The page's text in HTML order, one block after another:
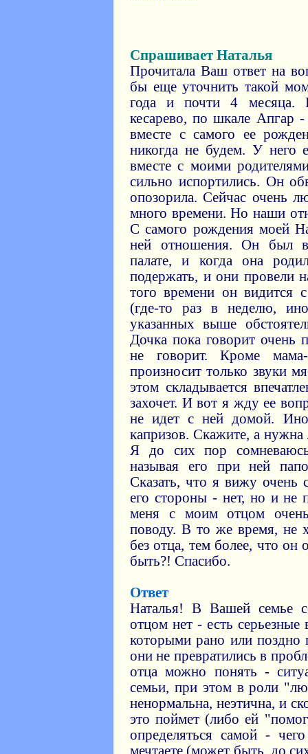
Спрашивает Наталья
Прочитала Ваш ответ на
бы еще уточнить такой
года и почти 4 месяца.
кесарево, по шкале
вместе с самого ее
никогда не будем. У него
вместе с моими
сильно испортились. Он
опозорила. Сейчас очень
много времени. Но наши
С самого рождения моей
ней отношения. Он был в
палате, и когда она
подержать, и они провели
того времени он видится
(где-то раз в неделю,
указанных выше
Дочка пока говорит очень
не говорит. Кроме мама-
произносит только звуки
этом складывается
захочет. И вот я жду ее
не идет с ней домой.
капризов. Скажите, а нужна
Я до сих пор
называя его при ней
Сказать, что я вижу очень
его стороны - нет, но и не
меня с моим отцом
поводу. В то же время, не
без отца, тем более, что он
быть?! Спасибо.
Ответ
Наталья! В Вашей семье
отцом нет - есть
которыми рано или поздно
они не превратились в
отца можно понять -
семьи, при этом в роли
ненормальна, неэтична, и
это поймет (либо ей
определяться самой -
мечтаете (может быть, до